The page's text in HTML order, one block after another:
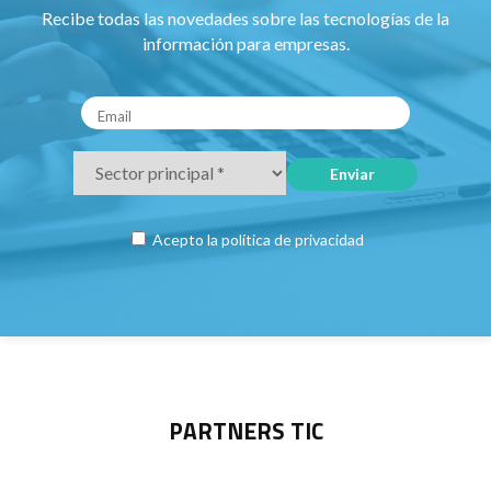
Recibe todas las novedades sobre las tecnologías de la
información para empresas.
Acepto la política de privacidad
PARTNERS TIC